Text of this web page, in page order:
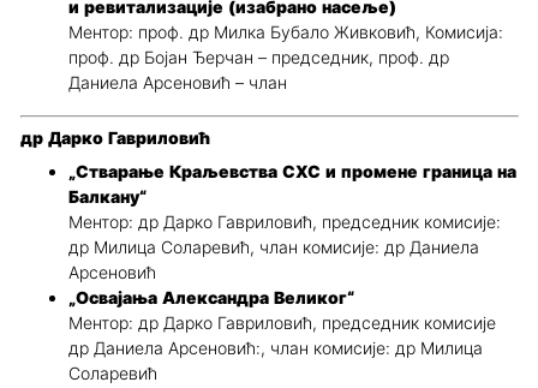
и ревитализације (изабрано насеље)
Ментор: проф. др Милка Бубало Живковић, Комисија:
проф. др Бојан Ђерчан – председник, проф. др
Даниела Арсеновић – члан
др Дарко Гавриловић
„Стварање Краљевства СХС и промене граница на
Балкану“
Ментор: др Дарко Гавриловић, председник комисије:
др Милица Соларевић, члан комисије: др Даниела
Арсеновић
„Освајања Александра Великог“
Ментор: др Дарко Гавриловић, председник комисије
др Даниела Арсеновић:, члан комисије: др Милица
Соларевић